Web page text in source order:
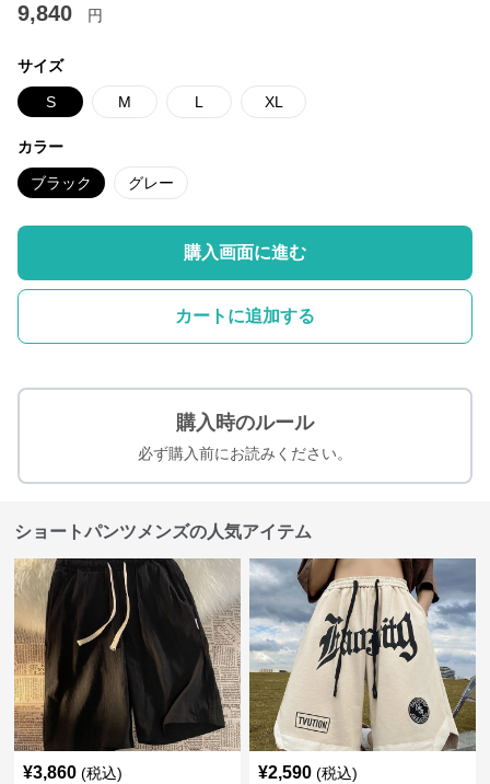
9,840 円
サイズ
S M L XL
カラー
ブラック グレー
購入画面に進む
カートに追加する
購入時のルール
必ず購入前にお読みください。
ショートパンツメンズの人気アイテム
¥3,860 (税込) ¥2,590 (税込)